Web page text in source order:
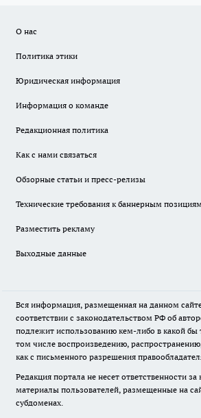
О нас
Политика этики
Юридическая информация
Информация о команде
Редакционная политика
Как с нами связаться
Обзорные статьи и пресс-релизы
Технические требования к баннерным
Разместить рекламу
Выходные данные
Вся информация, размещенная на данном
соответствии с законодательством РФ об
подлежит использованию кем-либо в какой
том числе воспроизведению,
как с письменного разрешения
Редакция портала не несет ответственности
материалы пользователей, размещенные на
субдоменах.